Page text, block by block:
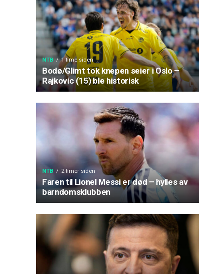
NTB 1 time siden
Bodø/Glimt tok knepen seier i Oslo –
Rajkovic (15) ble historisk
NTB 2 timer siden
Faren til Lionel Messi er død – hylles av
barndomsklubben